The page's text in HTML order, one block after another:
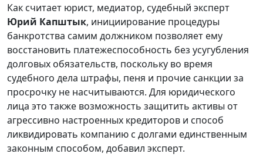
Как считает юрист, медиатор, судебный эксперт
Юрий Капштык, инициирование процедуры
банкротства самим должником позволяет ему
восстановить платежеспособность без усугубления
долговых обязательств, поскольку во время
судебного дела штрафы, пеня и прочие санкции за
просрочку не насчитываются. Для юридического
лица это также возможность защитить активы от
агрессивно настроенных кредиторов и способ
ликвидировать компанию с долгами единственным
законным способом, добавил эксперт.